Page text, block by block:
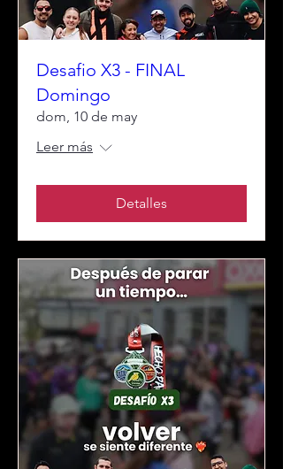
Desafio X3 - FINAL
Domingo
dom, 10 de may
Leer más
Detalles